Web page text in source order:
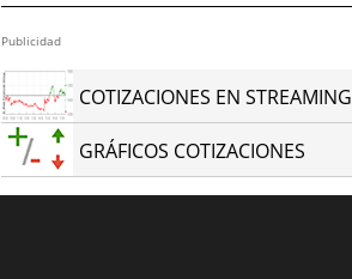
Publicidad
COTIZACIONES EN STREAMING
GRÁFICOS COTIZACIONES